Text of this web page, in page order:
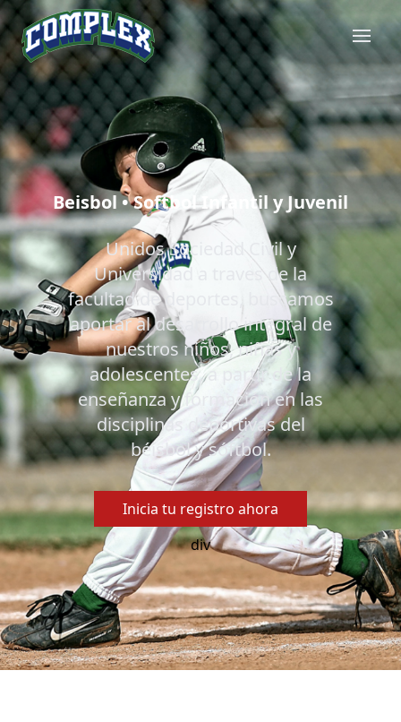
Beisbol • Softbol Infantil y Juvenil
Unidos Sociedad Civil y
Universidad a traves de la
facultad de deportes, buscamos
aportar al desarrollo integral de
nuestros niños, niñas y
adolescentes, a partir de la
enseñanza y formación en las
disciplinas deportivas del
béisbol y sóftbol.
Inicia tu registro ahora
div